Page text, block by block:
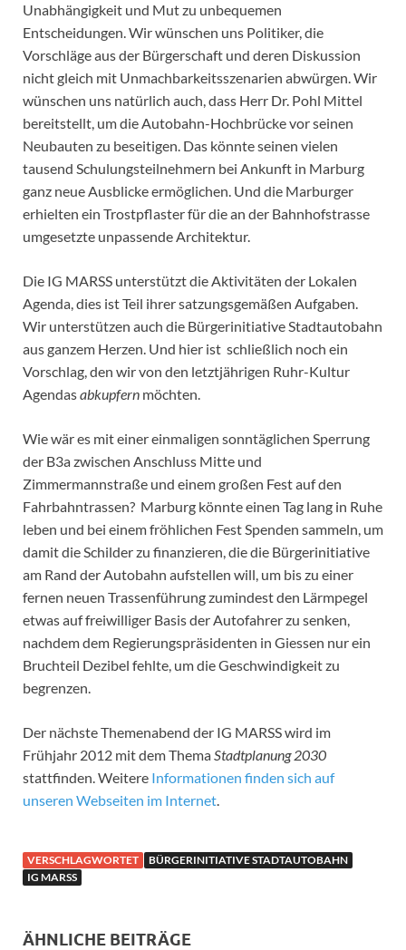
Unabhängigkeit und Mut zu unbequemen
Entscheidungen. Wir wünschen uns Politiker, die
Vorschläge aus der Bürgerschaft und deren Diskussion
nicht gleich mit Unmachbarkeitsszenarien abwürgen. Wir
wünschen uns natürlich auch, dass Herr Dr. Pohl Mittel
bereitstellt, um die Autobahn-Hochbrücke vor seinen
Neubauten zu beseitigen. Das könnte seinen vielen
tausend Schulungsteilnehmern bei Ankunft in Marburg
ganz neue Ausblicke ermöglichen. Und die Marburger
erhielten ein Trostpflaster für die an der Bahnhofstrasse
umgesetzte unpassende Architektur.
Die IG MARSS unterstützt die Aktivitäten der Lokalen
Agenda, dies ist Teil ihrer satzungsgemäßen Aufgaben.
Wir unterstützen auch die Bürgerinitiative Stadtautobahn
aus ganzem Herzen. Und hier ist schließlich noch ein
Vorschlag, den wir von den letztjährigen Ruhr-Kultur
Agendasabkupfern möchten.
Wie wär es mit einer einmaligen sonntäglichen Sperrung
der B3a zwischen Anschluss Mitte und
Zimmermannstraße und einem großen Fest auf den
Fahrbahntrassen? Marburg könnte einen Tag lang in Ruhe
leben und bei einem fröhlichen Fest Spenden sammeln, um
damit die Schilder zu finanzieren, die die Bürgerinitiative
am Rand der Autobahn aufstellen will, um bis zu einer
fernen neuen Trassenführung zumindest den Lärmpegel
etwas auf freiwilliger Basis der Autofahrer zu senken,
nachdem dem Regierungspräsidenten in Giessen nur ein
Bruchteil Dezibel fehlte, um die Geschwindigkeit zu
begrenzen.
Der nächste Themenabend der IG MARSS wird im
Frühjahr 2012 mit dem ThemaStadtplanung 2030
stattfinden. Weitere Informationen finden sich auf
unseren Webseiten im Internet.
VERSCHLAGWORTET
BÜRGERINITIATIVE STADTAUTOBAHN
IG MARSS
ÄHNLICHE BEITRÄGE